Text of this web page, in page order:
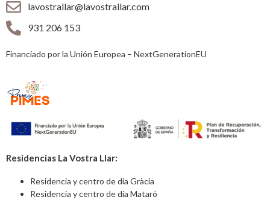
lavostrallar@lavostrallar.com
931 206 153
Financiado por la Unión Europea – NextGenerationEU
Residencias La Vostra Llar:
Residencia y centro de día Gràcia
Residencia y centro de día Mataró